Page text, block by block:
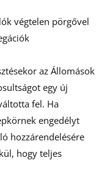
végtelen pörgővel
az Állomások
egy új
fel. Ha
engedélyt
hozzárendelésére
hogy teljes